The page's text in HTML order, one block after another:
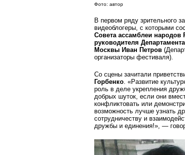
Фото: автор
В первом ряду зрительного
видеоблогеры, с которыми
Совета ассамблеи народов
руководителя
Москвы Иван Петров
организаторы фестиваля).
Со сцены зачитали
Горбенко. «Развитие
роль в деле укрепления
добрых шуток, если они
конфликтовать или
возможность лучше узнать
сотрудничеству и
дружбы и единения!», —